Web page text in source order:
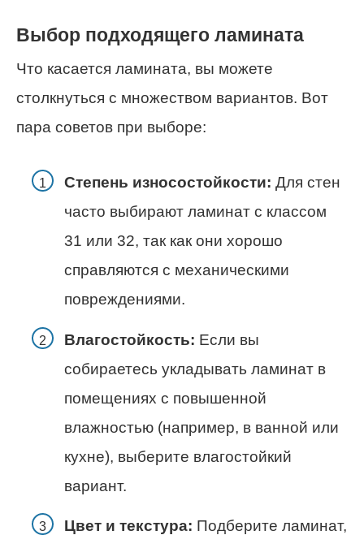
Выбор подходящего ламината
Что касается ламината, вы можете
столкнуться с множеством вариантов. Вот
пара советов при выборе:
Степень износостойкости: Для стен
часто выбирают ламинат с классом
31 или 32, так как они хорошо
справляются с механическими
повреждениями.
Влагостойкость: Если вы
собираетесь укладывать ламинат в
помещениях с повышенной
влажностью (например, в ванной или
кухне), выберите влагостойкий
вариант.
Цвет и текстура: Подберите ламинат,